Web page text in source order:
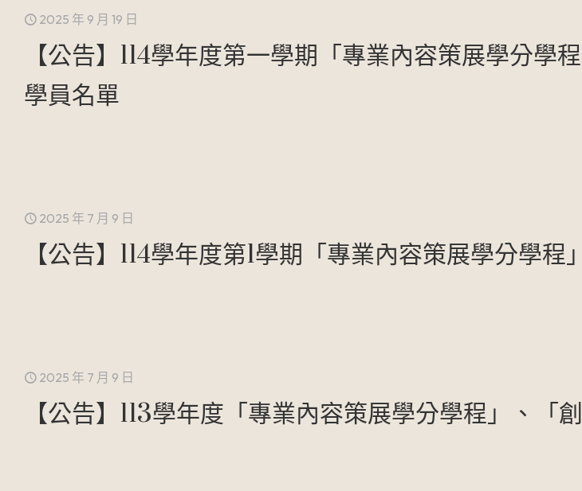
2025 年 9 月 19 日
【公告】114學年度第一學期「專業內容策展學分
學員名單
2025 年 7 月 9 日
【公告】114學年度第1學期「專業內容策展學分學
2025 年 7 月 9 日
【公告】113學年度「專業內容策展學分學程」、